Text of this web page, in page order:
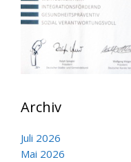
Archiv
Juli 2026
Mai 2026